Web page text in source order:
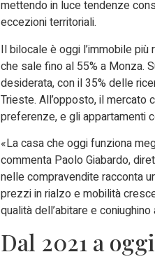
mettendo in luce tendenze
eccezioni territoriali.
Il bilocale è oggi l’immobile più
che sale fino al 55% a Monza.
desiderata, con il 35% delle
Trieste. All’opposto, il mercato
preferenze, e gli appartamenti
«La casa che oggi funziona
commenta Paolo Giabardo,
nelle compravendite racconta
prezzi in rialzo e mobilità
qualità dell’abitare e
Dal 2021 a